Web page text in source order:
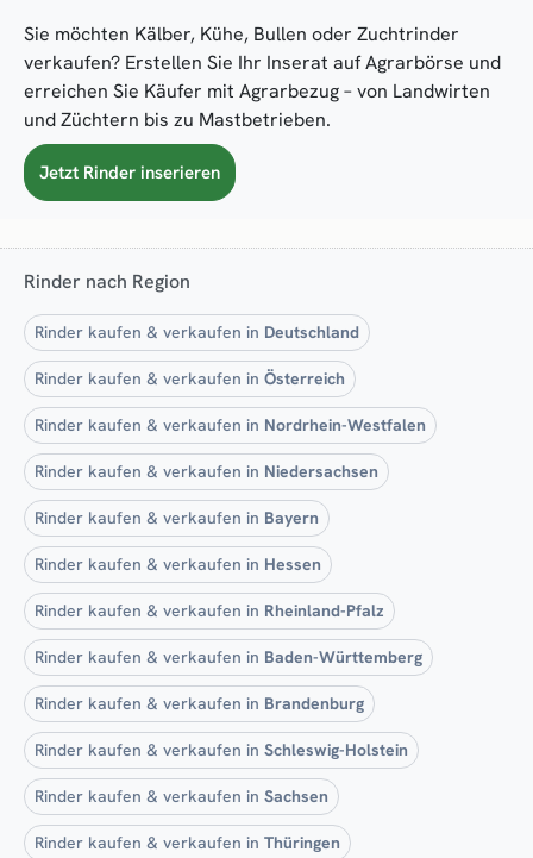
Sie möchten Kälber, Kühe, Bullen oder Zuchtrinder
verkaufen? Erstellen Sie Ihr Inserat auf Agrarbörse und
erreichen Sie Käufer mit Agrarbezug – von Landwirten
und Züchtern bis zu Mastbetrieben.
Jetzt Rinder inserieren
Rinder nach Region
Rinder kaufen & verkaufen in Deutschland
Rinder kaufen & verkaufen in Österreich
Rinder kaufen & verkaufen in Nordrhein-Westfalen
Rinder kaufen & verkaufen in Niedersachsen
Rinder kaufen & verkaufen in Bayern
Rinder kaufen & verkaufen in Hessen
Rinder kaufen & verkaufen in Rheinland-Pfalz
Rinder kaufen & verkaufen in Baden-Württemberg
Rinder kaufen & verkaufen in Brandenburg
Rinder kaufen & verkaufen in Schleswig-Holstein
Rinder kaufen & verkaufen in Sachsen
Rinder kaufen & verkaufen in Thüringen